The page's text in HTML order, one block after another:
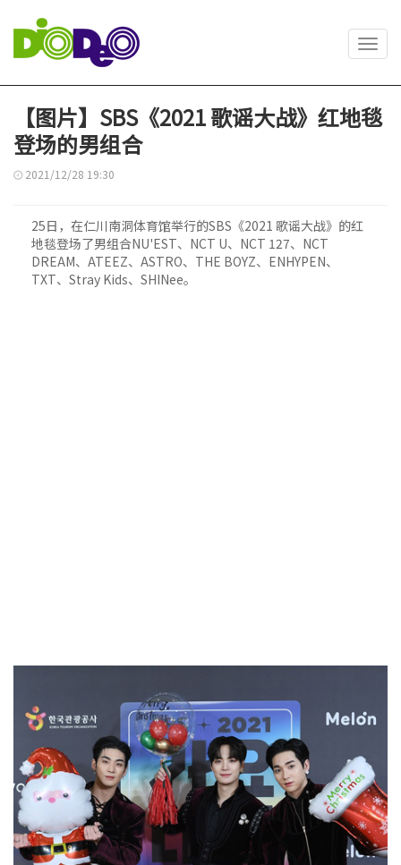
【图片】SBS《2021 歌谣大战》红地毯
登场的男组合
2021/12/28 19:30
25日，在仁川南洞体育馆举行的SBS《2021 歌谣大战》的红
地毯登场了男组合NU'EST、NCT U、NCT 127、NCT
DREAM、ATEEZ、ASTRO、THE BOYZ、ENHYPEN、
TXT、Stray Kids、SHINee。